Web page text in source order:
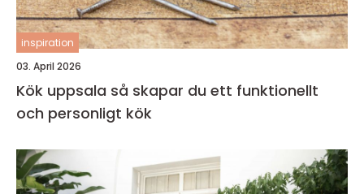
inspiration
03. April 2026
Kök uppsala så skapar du ett funktionellt
och personligt kök